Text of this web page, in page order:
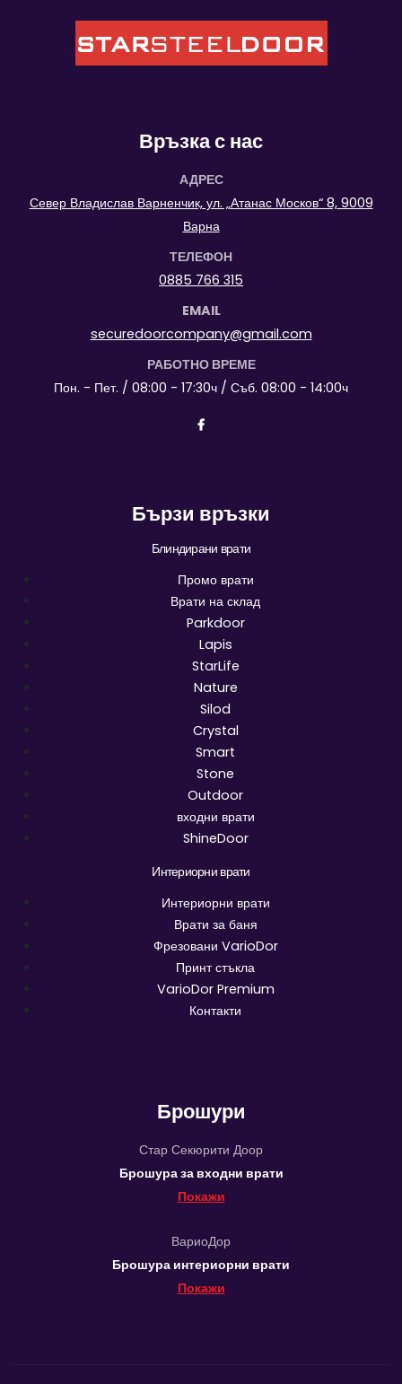
Връзка с нас
АДРЕС
Север Владислав Варненчик, ул. „Атанас Москов“ 8, 9009
Варна
ТЕЛЕФОН
0885 766 315
EMAIL
securedoorcompany@gmail.com
РАБОТНО ВРЕМЕ
Пон. - Пет. / 08:00 - 17:30ч / Съб. 08:00 - 14:00ч
Бързи връзки
Блиндирани врати
Промо врати
Врати на склад
Parkdoor
Lapis
StarLife
Nature
Silod
Crystal
Smart
Stone
Outdoor
входни врати
ShineDoor
Интериорни врати
Интериорни врати
Врати за баня
Фрезовани VarioDor
Принт стъкла
VarioDor Premium
Контакти
Брошури
Стар Секюрити Доор
Брошура за входни врати
Покажи
ВариоДор
Брошура интериорни врати
Покажи